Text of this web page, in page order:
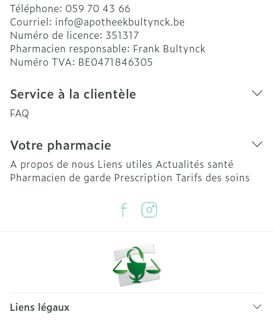
Téléphone: 059 70 43 66
Courriel: info@apotheekbultynck.be
Numéro de licence: 351317
Pharmacien responsable: Frank Bultynck
Numéro TVA: BE0471846305
Service à la clientèle
FAQ
Votre pharmacie
A propos de nous Liens utiles Actualités santé
Pharmacien de garde Prescription Tarifs des soins
Liens légaux